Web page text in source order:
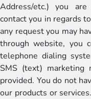
Address/etc.) you
contact you in regards
any request you may
through website, you
telephone dialing
SMS (text) marketing
provided. You do not
our products or